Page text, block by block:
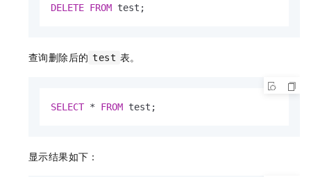
DELETE FROM test;
查询删除后的 test 表。
SELECT * FROM test;
显示结果如下：